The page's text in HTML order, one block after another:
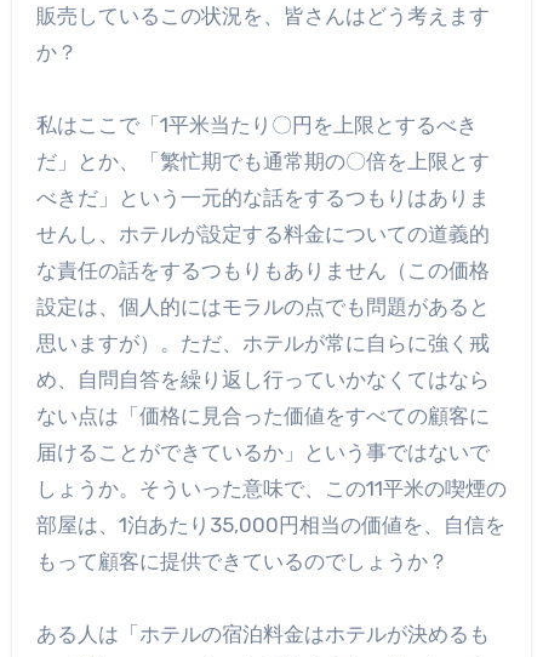
販売しているこの状況を、皆さんはどう考えます
か？
私はここで「1平米当たり〇円を上限とするべき
だ」とか、「繁忙期でも通常期の〇倍を上限とす
べきだ」という一元的な話をするつもりはありま
せんし、ホテルが設定する料金についての道義的
な責任の話をするつもりもありません（この価格
設定は、個人的にはモラルの点でも問題があると
思いますが）。ただ、ホテルが常に自らに強く戒
め、自問自答を繰り返し行っていかなくてはなら
ない点は「価格に見合った価値をすべての顧客に
届けることができているか」という事ではないで
しょうか。そういった意味で、この11平米の喫煙の
部屋は、1泊あたり35,000円相当の価値を、自信を
もって顧客に提供できているのでしょうか？
ある人は「ホテルの宿泊料金はホテルが決めるも